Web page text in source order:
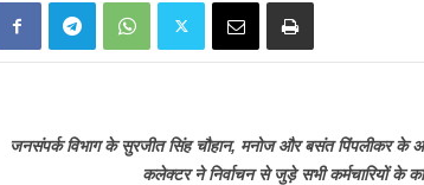
जनसंपर्क विभाग के सुरजीत सिंह चौहान, मनोज और बसंत पिंपलीकर के
कलेक्टर ने निर्वाचन से जुड़े सभी कर्मचारियों के